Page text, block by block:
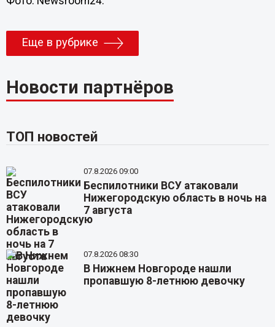
Еще в рубрике
Новости партнёров
ТОП новостей
07.8.2026 09:00
Беспилотники ВСУ атаковали
Нижегородскую область в ночь на
7 августа
07.8.2026 08:30
В Нижнем Новгороде нашли
пропавшую 8-летнюю девочку